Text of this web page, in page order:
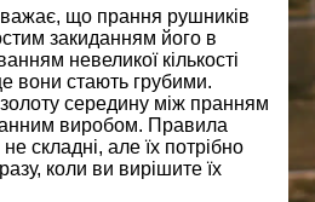
що прання рушників
закиданням його в
невеликої кількості
вони стають грубими.
середи­ну між пранням
виробом. Правила
складні, але їх потрібно
коли ви вирішите їх